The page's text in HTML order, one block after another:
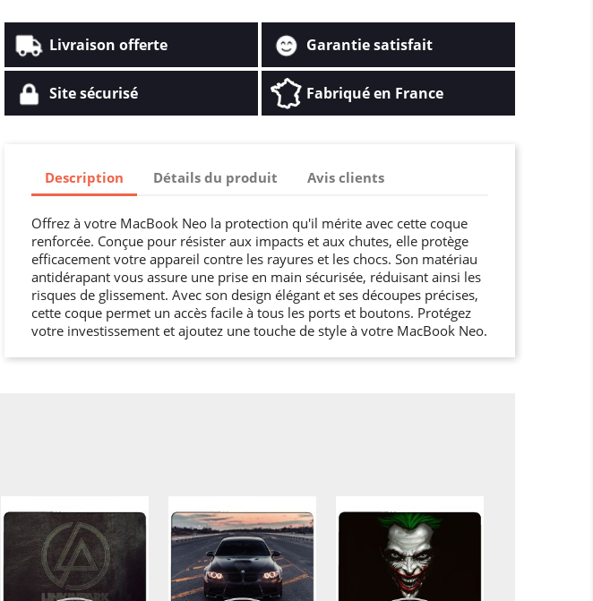
Livraison offerte Garantie satisfait
Site sécurisé Fabriqué en France
Description Détails du produit Avis clients
Offrez à votre MacBook Neo la protection qu'il mérite avec cette coque
renforcée. Conçue pour résister aux impacts et aux chutes, elle protège
efficacement votre appareil contre les rayures et les chocs. Son matériau
antidérapant vous assure une prise en main sécurisée, réduisant ainsi les
risques de glissement. Avec son design élégant et ses découpes précises,
cette coque permet un accès facile à tous les ports et boutons. Protégez
votre investissement et ajoutez une touche de style à votre MacBook Neo.